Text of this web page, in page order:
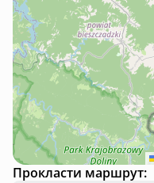
Прокласти маршрут: